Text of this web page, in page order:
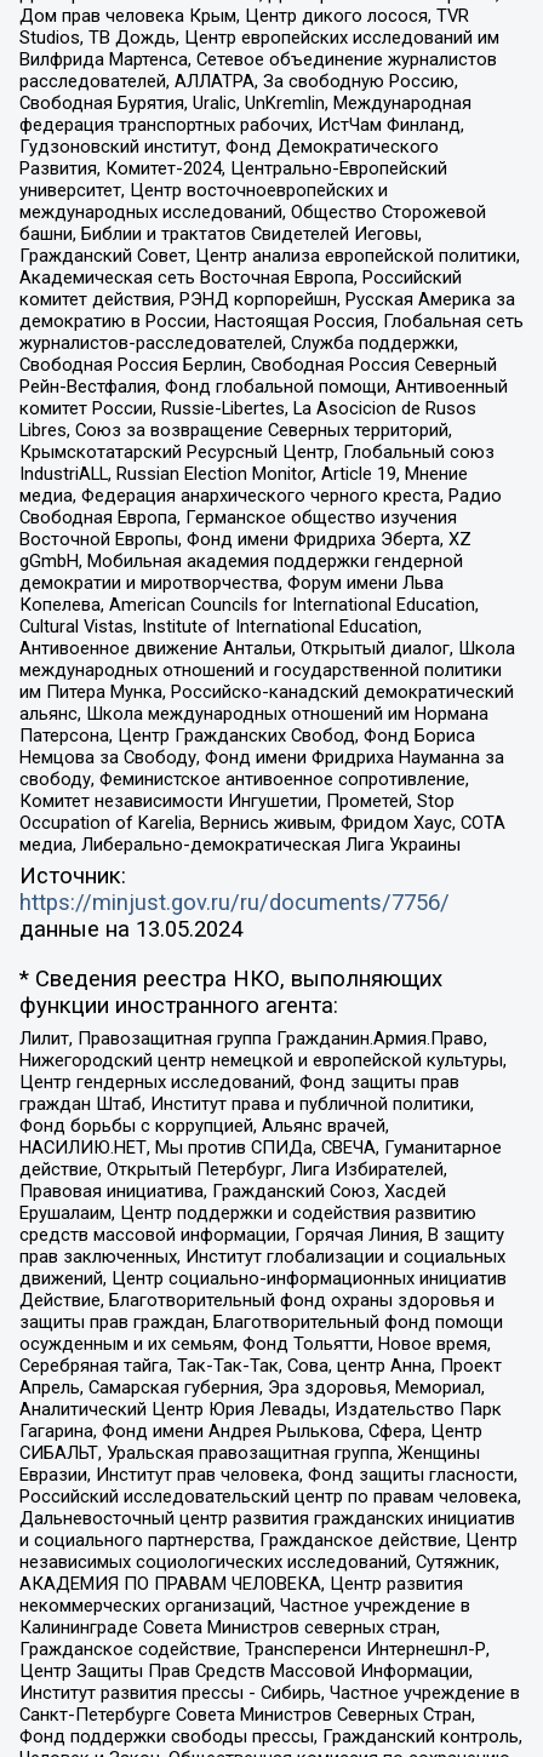
Дом прав человека Крым, Центр дикого лосося, TVR
Studios, ТВ Дождь, Центр европейских исследований им
Вилфрида Мартенса, Сетевое объединение журналистов
расследователей, АЛЛАТРА, За свободную Россию,
Свободная Бурятия, Uralic, UnKremlin, Международная
федерация транспортных рабочих, ИстЧам Финланд,
Гудзоновский институт, Фонд Демократического
Развития, Комитет-2024, Центрально-Европейский
университет, Центр восточноевропейских и
международных исследований, Общество Сторожевой
башни, Библии и трактатов Свидетелей Иеговы,
Гражданский Совет, Центр анализа европейской политики,
Академическая сеть Восточная Европа, Российский
комитет действия, РЭНД корпорейшн, Русская Америка за
демократию в России, Настоящая Россия, Глобальная сеть
журналистов-расследователей, Служба поддержки,
Свободная Россия Берлин, Свободная Россия Северный
Рейн-Вестфалия, Фонд глобальной помощи, Антивоенный
комитет России, Russie-Libertes, La Asocicion de Rusos
Libres, Союз за возвращение Северных территорий,
Крымскотатарский Ресурсный Центр, Глобальный союз
IndustriALL, Russian Election Monitor, Article 19, Мнение
медиа, Федерация анархического черного креста, Радио
Свободная Европа, Германское общество изучения
Восточной Европы, Фонд имени Фридриха Эберта, XZ
gGmbH, Мобильная академия поддержки гендерной
демократии и миротворчества, Форум имени Льва
Копелева, American Councils for International Education,
Cultural Vistas, Institute of International Education,
Антивоенное движение Антальи, Открытый диалог, Школа
международных отношений и государственной политики
им Питера Мунка, Российско-канадский демократический
альянс, Школа международных отношений им Нормана
Патерсона, Центр Гражданских Свобод, Фонд Бориса
Немцова за Свободу, Фонд имени Фридриха Науманна за
свободу, Феминистское антивоенное сопротивление,
Комитет независимости Ингушетии, Прометей, Stop
Occupation of Karelia, Вернись живым, Фридом Хаус, СОТА
медиа, Либерально-демократическая Лига Украины
Источник:
https://minjust.gov.ru/ru/documents/7756/
данные на 13.05.2024
* Сведения реестра НКО, выполняющих
функции иностранного агента:
Лилит, Правозащитная группа Гражданин.Армия.Право,
Нижегородский центр немецкой и европейской культуры,
Центр гендерных исследований, Фонд защиты прав
граждан Штаб, Институт права и публичной политики,
Фонд борьбы с коррупцией, Альянс врачей,
НАСИЛИЮ.НЕТ, Мы против СПИДа, СВЕЧА, Гуманитарное
действие, Открытый Петербург, Лига Избирателей,
Правовая инициатива, Гражданский Союз, Хасдей
Ерушалаим, Центр поддержки и содействия развитию
средств массовой информации, Горячая Линия, В защиту
прав заключенных, Институт глобализации и социальных
движений, Центр социально-информационных инициатив
Действие, Благотворительный фонд охраны здоровья и
защиты прав граждан, Благотворительный фонд помощи
осужденным и их семьям, Фонд Тольятти, Новое время,
Серебряная тайга, Так-Так-Так, Сова, центр Анна, Проект
Апрель, Самарская губерния, Эра здоровья, Мемориал,
Аналитический Центр Юрия Левады, Издательство Парк
Гагарина, Фонд имени Андрея Рылькова, Сфера, Центр
СИБАЛЬТ, Уральская правозащитная группа, Женщины
Евразии, Институт прав человека, Фонд защиты гласности,
Российский исследовательский центр по правам человека,
Дальневосточный центр развития гражданских инициатив
и социального партнерства, Гражданское действие, Центр
независимых социологических исследований, Сутяжник,
АКАДЕМИЯ ПО ПРАВАМ ЧЕЛОВЕКА, Центр развития
некоммерческих организаций, Частное учреждение в
Калининграде Совета Министров северных стран,
Гражданское содействие, Трансперенси Интернешнл-Р,
Центр Защиты Прав Средств Массовой Информации,
Институт развития прессы - Сибирь, Частное учреждение в
Санкт-Петербурге Совета Министров Северных Стран,
Фонд поддержки свободы прессы, Гражданский контроль,